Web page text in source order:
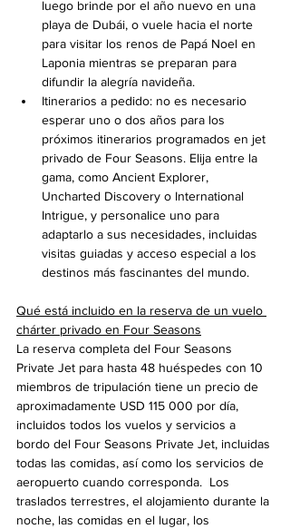
luego brinde por el año nuevo en una
playa de Dubái, o vuele hacia el norte
para visitar los renos de Papá Noel en
Laponia mientras se preparan para
difundir la alegría navideña.
Itinerarios a pedido: no es necesario
esperar uno o dos años para los
próximos itinerarios programados en jet
privado de Four Seasons. Elija entre la
gama, como Ancient Explorer,
Uncharted Discovery o International
Intrigue, y personalice uno para
adaptarlo a sus necesidades, incluidas
visitas guiadas y acceso especial a los
destinos más fascinantes del mundo.
Qué está incluido en la reserva de un vuelo
chárter privado en Four Seasons
La reserva completa del Four Seasons
Private Jet para hasta 48 huéspedes con 10
miembros de tripulación tiene un precio de
aproximadamente USD 115 000 por día,
incluidos todos los vuelos y servicios a
bordo del Four Seasons Private Jet, incluidas
todas las comidas, así como los servicios de
aeropuerto cuando corresponda.  Los
traslados terrestres, el alojamiento durante la
noche, las comidas en el lugar, los